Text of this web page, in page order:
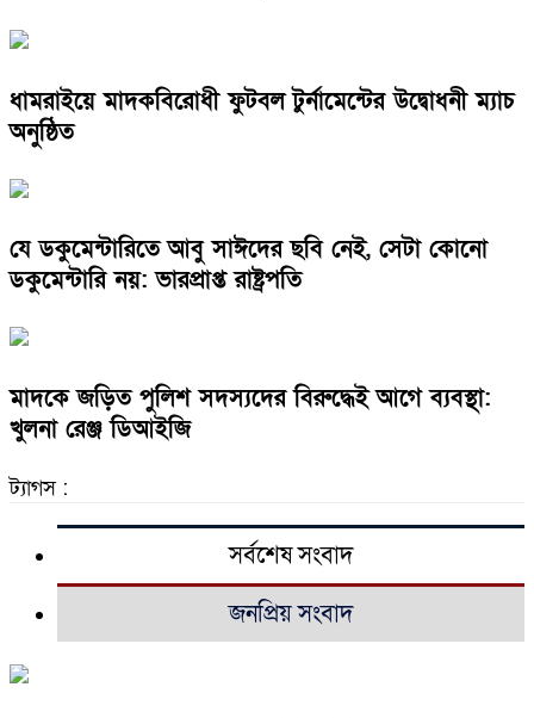
ধামরাইয়ে মাদকবিরোধী ফুটবল টুর্নামেন্টের উদ্বোধনী ম্যাচ
অনুষ্ঠিত
যে ডকুমেন্টারিতে আবু সাঈদের ছবি নেই, সেটা কোনো
ডকুমেন্টারি নয়: ভারপ্রাপ্ত রাষ্ট্রপতি
মাদকে জড়িত পুলিশ সদস্যদের বিরুদ্ধেই আগে ব্যবস্থা:
খুলনা রেঞ্জ ডিআইজি
ট্যাগস :
সর্বশেষ সংবাদ
জনপ্রিয় সংবাদ